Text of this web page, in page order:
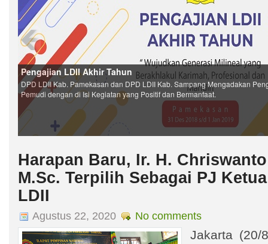
Harapan Baru, Ir. H.
M.Sc. Terpilih Sebagai PJ
LDII
Agustus 22, 2020 No comments
Jakarta (20/